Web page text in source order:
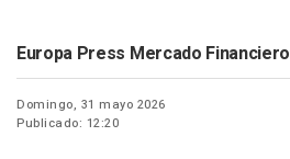
Europa Press Mercado Financiero
Domingo, 31 mayo 2026
Publicado: 12:20